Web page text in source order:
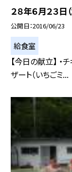
２８年６月２３日
公開日 2016/06/23
給食室
【今日の献立】 ・
ザート（いちごミ...